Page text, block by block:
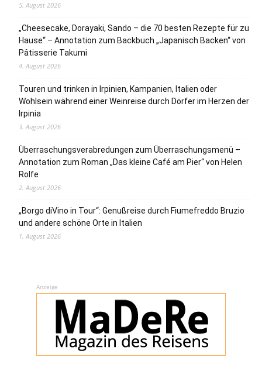
5. August 2026
„Cheesecake, Dorayaki, Sando – die 70 besten Rezepte für zu
Hause“ – Annotation zum Backbuch „Japanisch Backen“ von
Pâtisserie Takumi
4. August 2026
Touren und trinken in Irpinien, Kampanien, Italien oder
Wohlsein während einer Weinreise durch Dörfer im Herzen der
Irpinia
3. August 2026
Überraschungsverabredungen zum Überraschungsmenü –
Annotation zum Roman „Das kleine Café am Pier“ von Helen
Rolfe
2. August 2026
„Borgo diVino in Tour“: Genußreise durch Fiumefreddo Bruzio
und andere schöne Orte in Italien
1. August 2026
Anzeige